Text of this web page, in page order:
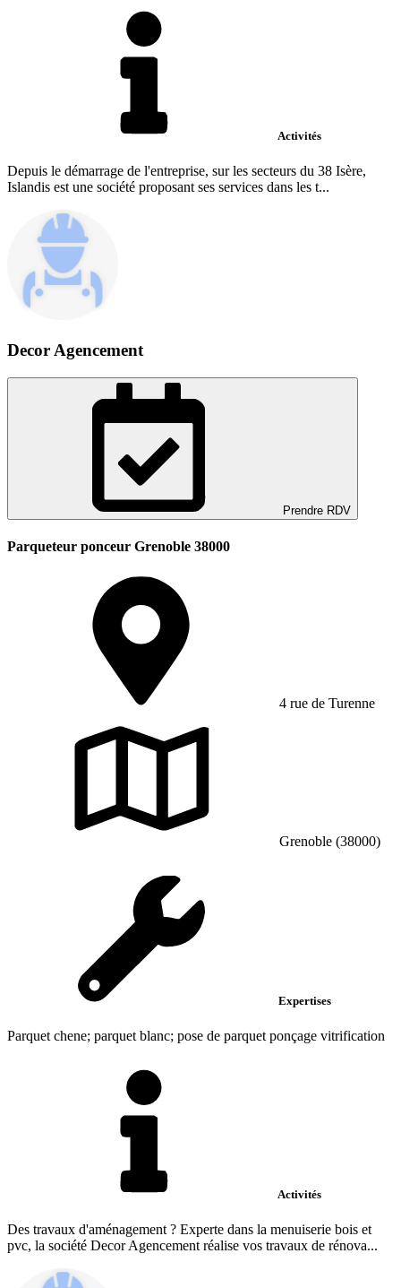
Activités
Depuis le démarrage de l'entreprise, sur les secteurs du 38 Isère,
Islandis est une société proposant ses services dans les t...
Decor Agencement
Prendre RDV
Parqueteur ponceur Grenoble 38000
4 rue de Turenne
Grenoble (38000)
Expertises
Parquet chene; parquet blanc; pose de parquet ponçage vitrification
Activités
Des travaux d'aménagement ? Experte dans la menuiserie bois et
pvc, la société Decor Agencement réalise vos travaux de rénova...